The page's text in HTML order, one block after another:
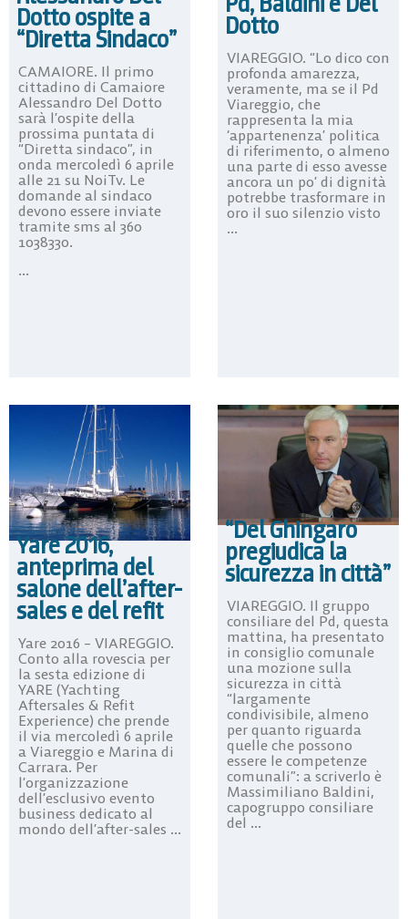
Dotto ospite a
“Diretta Sindaco”
CAMAIORE. Il primo
cittadino di Camaiore
Alessandro Del Dotto
sarà l’ospite della
prossima puntata di
“Diretta sindaco”, in
onda mercoledì 6 aprile
alle 21 su NoiTv. Le
domande al sindaco
devono essere inviate
tramite sms al 360
1038330.
...
Dotto
VIAREGGIO. “Lo dico con
profonda amarezza,
veramente, ma se il Pd
Viareggio, che
rappresenta la mia
‘appartenenza’ politica
di riferimento, o almeno
una parte di esso avesse
ancora un po’ di dignità
potrebbe trasformare in
oro il suo silenzio visto
...
Yare 2016,
anteprima del
salone dell’after-
sales e del refit
Yare 2016 – VIAREGGIO.
Conto alla rovescia per
la sesta edizione di
YARE (Yachting
Aftersales & Refit
Experience) che prende
il via mercoledì 6 aprile
a Viareggio e Marina di
Carrara. Per
l’organizzazione
dell’esclusivo evento
business dedicato al
mondo dell’after-sales ...
“Del Ghingaro
pregiudica la
sicurezza in città”
VIAREGGIO. Il gruppo
consiliare del Pd, questa
mattina, ha presentato
in consiglio comunale
una mozione sulla
sicurezza in città
“largamente
condivisibile, almeno
per quanto riguarda
quelle che possono
essere le competenze
comunali”: a scriverlo è
Massimiliano Baldini,
capogruppo consiliare
del ...